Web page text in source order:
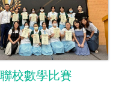
聯校數學比賽